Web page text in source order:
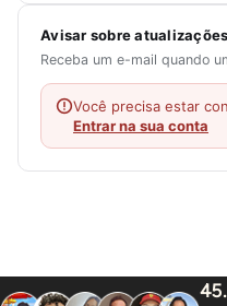
Avisar sobre atualizações
Receba um e-mail quando
Você precisa estar
Entrar na sua conta